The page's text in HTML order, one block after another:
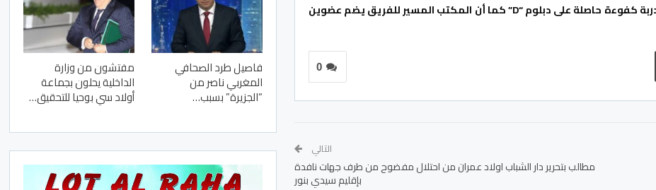
و في إطار مقاربة النوع تشرف على العارضة التقنية للفريق مدربة كفوءة حاصلة على دبلوم “D” كما أن المكتب المسير للفريق يضم عضوين
0
التالي
مطالب بتحرير دار الشباب اولاد عمران من احتلال مفضوح من طرف جهات نافدة
بإقليم سيدي بنور
فاصيل طرد الصحافي
المغربي ناصر من
“الجزيرة” بسبب…
مفتشون من وزارة
الداخلية يحلون بجماعة
أولاد سي بوحيا للتحقيق…